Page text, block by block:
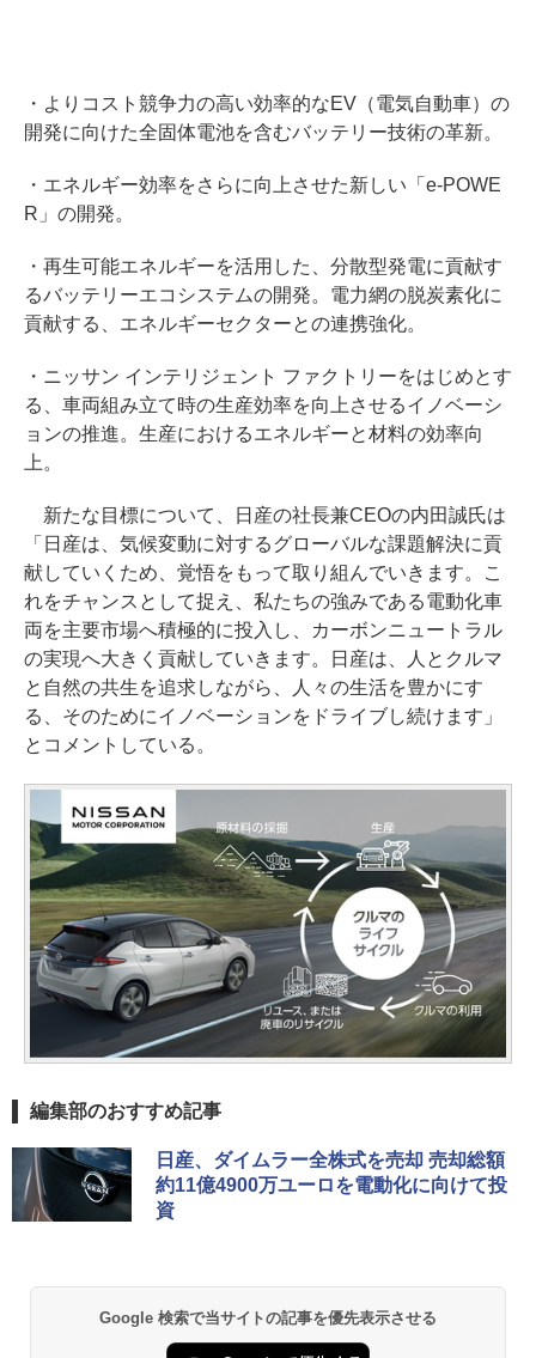
・よりコスト競争力の高い効率的なEV（電気自動車）の
開発に向けた全固体電池を含むバッテリー技術の革新。
・エネルギー効率をさらに向上させた新しい「e-POWE
R」の開発。
・再生可能エネルギーを活用した、分散型発電に貢献す
るバッテリーエコシステムの開発。電力網の脱炭素化に
貢献する、エネルギーセクターとの連携強化。
・ニッサン インテリジェント ファクトリーをはじめとす
る、車両組み立て時の生産効率を向上させるイノベーシ
ョンの推進。生産におけるエネルギーと材料の効率向
上。
新たな目標について、日産の社長兼CEOの内田誠氏は
「日産は、気候変動に対するグローバルな課題解決に貢
献していくため、覚悟をもって取り組んでいきます。こ
れをチャンスとして捉え、私たちの強みである電動化車
両を主要市場へ積極的に投入し、カーボンニュートラル
の実現へ大きく貢献していきます。日産は、人とクルマ
と自然の共生を追求しながら、人々の生活を豊かにす
る、そのためにイノベーションをドライブし続けます」
とコメントしている。
編集部のおすすめ記事
日産、ダイムラー全株式を売却 売却総額
約11億4900万ユーロを電動化に向けて投
資
Google 検索で当サイトの記事を優先表示させる